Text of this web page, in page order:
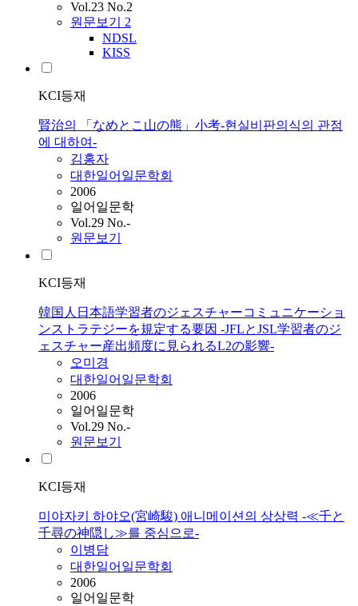
Vol.23 No.2
원문보기 2
NDSL
KISS
KCI등재
賢治의 「なめとこ山の熊」小考-현실비판의식의 관점
에 대하여-
김홍자
대한일어일문학회
2006
일어일문학
Vol.29 No.-
원문보기
KCI등재
韓国人日本語学習者のジェスチャーコミュニケーショ
ンストラテジーを規定する要因 -JFLとJSL学習者のジ
ェスチャー産出頻度に見られるL2の影響-
오미경
대한일어일문학회
2006
일어일문학
Vol.29 No.-
원문보기
KCI등재
미야자키 하야오(宮崎駿) 애니메이션의 상상력 -≪千と
千尋の神隠し≫를 중심으로-
이병담
대한일어일문학회
2006
일어일문학